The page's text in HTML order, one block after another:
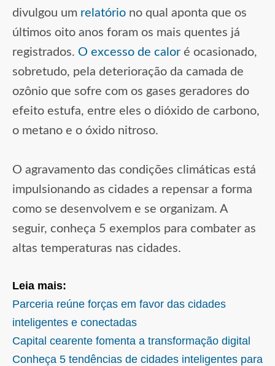
divulgou um relatório no qual aponta que os
últimos oito anos foram os mais quentes já
registrados. O excesso de calor é ocasionado,
sobretudo, pela deterioração da camada de
ozônio que sofre com os gases geradores do
efeito estufa, entre eles o dióxido de carbono,
o metano e o óxido nitroso.
O agravamento das condições climáticas está
impulsionando as cidades a repensar a forma
como se desenvolvem e se organizam. A
seguir, conheça 5 exemplos para combater as
altas temperaturas nas cidades.
Leia mais:
Parceria reúne forças em favor das cidades
inteligentes e conectadas
Capital cearente fomenta a transformação digital
Conheça 5 tendências de cidades inteligentes para